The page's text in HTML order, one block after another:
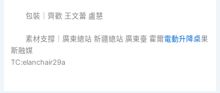
包裝｜齊歡 王文蕾 盧慧
素材支撐｜廣東總站 新疆總站 廣東臺 霍爾電動升降桌果
斯融媒
TC:elanchair29a